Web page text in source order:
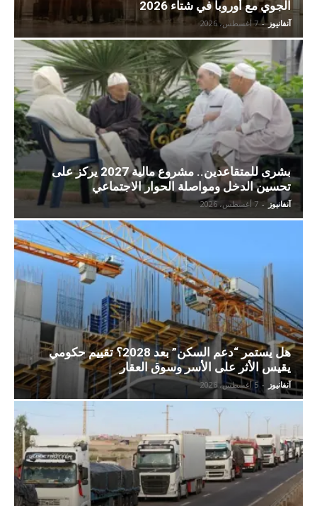
الجوي مع أوروبا في شتاء 2026
آنفانيوز - 7 أغسطس، 2026
بشرى للمتقاعدين.. مشروع مالية 2027 يركز على
تحسين الدخل ومواصلة الحوار الاجتماعي
آنفانيوز - 7 أغسطس، 2026
هل يستمر “دعم السكن” بعد 2028؟ تقييم حكومي
يقيس الأثر على الأسر وسوق العقار
آنفانيوز - 5 أغسطس، 2026